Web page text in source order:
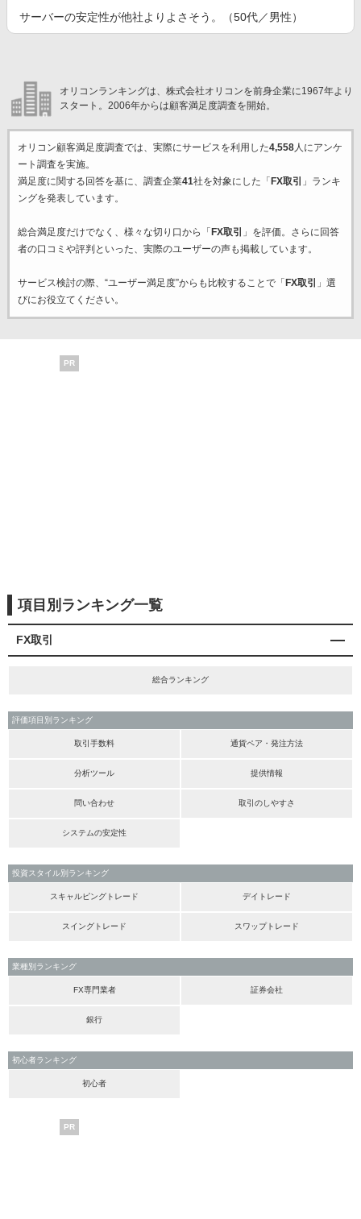
サーバーの安定性が他社よりよさそう。（50代／男性）
オリコンランキングは、株式会社オリコンを前身企業に1967年より
スタート。2006年からは顧客満足度調査を開始。
オリコン顧客満足度調査では、実際にサービスを利用した4,558人にアンケ
ート調査を実施。
満足度に関する回答を基に、調査企業41社を対象にした「 FX取引
」ランキ
ングを発表しています。
総合満足度だけでなく、様々な切り口から「 FX取引
」を評価。さらに回答
者の口コミや評判といった、実際のユーザーの声も掲載しています。
サービス検討の際、“ユーザー満足度”からも比較することで「 FX取引
」選
びにお役立てください。
PR
項目別ランキング一覧
FX取引
総合ランキング
評価項目別ランキング
取引手数料 通貨ペア・発注方法
分析ツール 提供情報
問い合わせ 取引のしやすさ
システムの安定性
投資スタイル別ランキング
スキャルピングトレード デイトレード
スイングトレード スワップトレード
業種別ランキング
FX専門業者 証券会社
銀行
初心者ランキング
初心者
PR